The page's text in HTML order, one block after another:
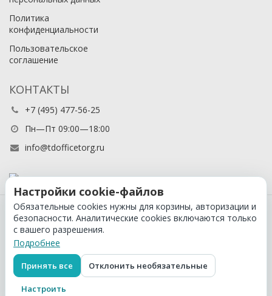
Политика
конфиденциальности
Пользовательское
соглашение
КОНТАКТЫ
+7 (495) 477-56-25
Пн—Пт 09:00—18:00
info@tdofficetorg.ru
© 2026 Официальный партнер Cactus в России
Настройки cookie-файлов
Обязательные cookies нужны для корзины, авторизации и
безопасности. Аналитические cookies включаются только
с вашего разрешения.
Подробнее
Принять все Отклонить необязательные
Настроить